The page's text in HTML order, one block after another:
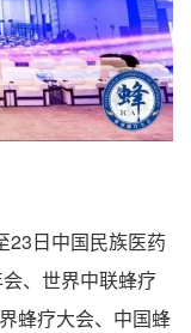
23日中国民族医药
、世界中联蜂疗
蜂疗大会、中国蜂